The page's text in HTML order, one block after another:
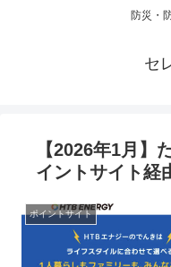
防災・
セ
【2026年1月】
イントサイト経
ポイントサイト